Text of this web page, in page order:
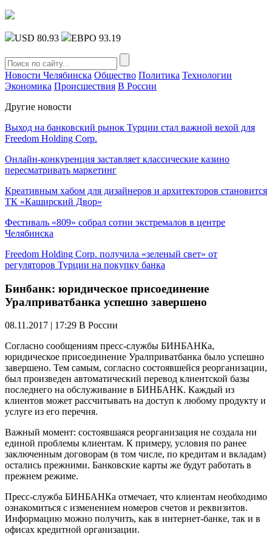
USD 80.93 ЕВРО 93.19
Новости Челябинска Общество Политика Технологии
Экономика Происшествия В России
Другие новости
Выход на банковский рынок Турции стал важной вехой для
Freedom Holding Corp.
Онлайн-конкуренция заставляет классические казино
пересматривать маркетинг
Креативным хабом для дизайнеров и архитекторов становится
ТК «Каширский Двор»
Фестиваль «809» собрал сотни экстремалов в центре
Челябинска
Freedom Holding Corp. получила «зеленый свет» от
регуляторов Турции на покупку банка
Бинбанк: юридическое присоединение
Уралприватбанка успешно завершено
08.11.2017 | 17:29 В России
Согласно сообщениям пресс-службы БИНБАНКа,
юридическое присоединение Уралприватбанка было успешно
завершено. Тем самым, согласно состоявшейся реорганизации,
был произведен автоматический перевод клиентской базы
последнего на обслуживание в БИНБАНК. Каждый из
клиентов может рассчитывать на доступ к любому продукту и
услуге из его перечня.
Важный момент: состоявшаяся реорганизация не создала ни
единой проблемы клиентам. К примеру, условия по ранее
заключенным договорам (в том числе, по кредитам и вкладам)
остались прежними. Банковские карты же будут работать в
прежнем режиме.
Пресс-служба БИНБАНКа отмечает, что клиентам необходимо
ознакомиться с изменением номеров счетов и реквизитов.
Информацию можно получить, как в интернет-банке, так и в
офисах кредитной организации.